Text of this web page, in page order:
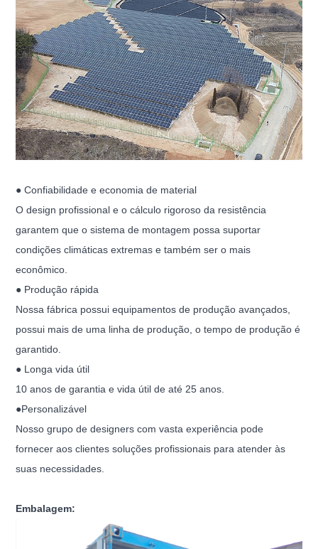
● Confiabilidade e economia de material
O design profissional e o cálculo rigoroso da resistência
garantem que o sistema de montagem possa suportar
condições climáticas extremas e também ser o mais
econômico.
● Produção rápida
Nossa fábrica possui equipamentos de produção avançados,
possui mais de uma linha de produção, o tempo de produção é
garantido.
● Longa vida útil
10 anos de garantia e vida útil de até 25 anos.
●Personalizável
Nosso grupo de designers com vasta experiência pode
fornecer aos clientes soluções profissionais para atender às
suas necessidades.
Embalagem: